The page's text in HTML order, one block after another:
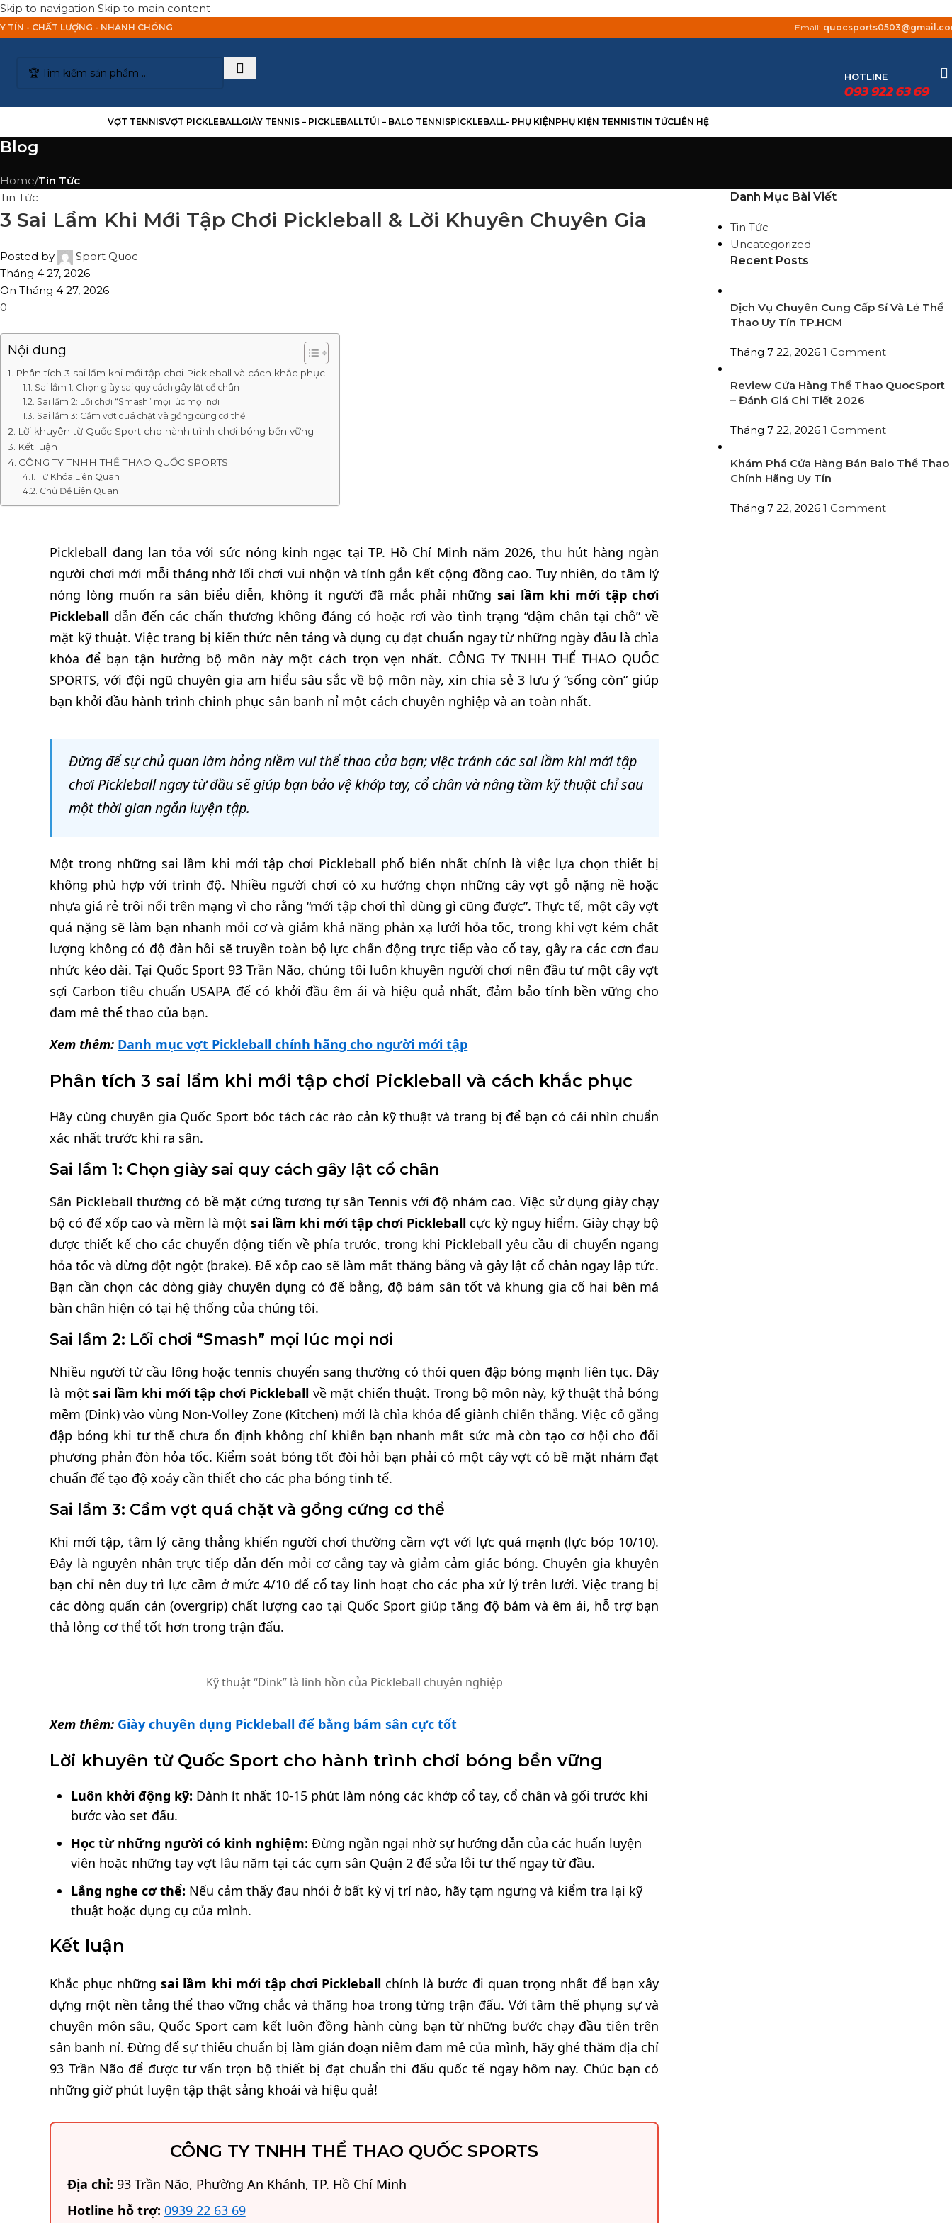
Skip to navigation Skip to main content
TÍN - CHẤT LƯỢNG - NHANH CHÓNG Email:
HOTLINE
093 922 63 69
VỢT TENNISVỢT PICKLEBALLGIÀY TENNIS – PICKLEBALLTÚI – BALO TENNISPICKLEBALL- PHỤ KIỆNPHỤ KIỆN TENNISTIN TỨCLIÊN HỆ
Blog
Home/Tin Tức
Tin Tức
3 Sai Lầm Khi Mới Tập Chơi Pickleball & Lời Khuyên Chuyên Gia
Posted by
Sport Quoc
Tháng 4 27, 2026
On Tháng 4 27, 2026
0
Nội dung
Phân tích 3 sai lầm khi mới tập chơi Pickleball và cách khắc phục
Sai lầm 1: Chọn giày sai quy cách gây lật cổ chân
Sai lầm 2: Lối chơi “Smash” mọi lúc mọi nơi
Sai lầm 3: Cầm vợt quá chặt và gồng cứng cơ thể
Lời khuyên từ Quốc Sport cho hành trình chơi bóng bền vững
Kết luận
CÔNG TY TNHH THỂ THAO QUỐC SPORTS
Từ Khóa Liên Quan
Chủ Đề Liên Quan
Pickleball đang lan tỏa với sức nóng kinh ngạc tại TP. Hồ Chí Minh năm 2026, thu hút hàng ngàn
người chơi mới mỗi tháng nhờ lối chơi vui nhộn và tính gắn kết cộng đồng cao. Tuy nhiên, do tâm lý
nóng lòng muốn ra sân biểu diễn, không ít người đã mắc phải những sai lầm khi mới tập chơi
Pickleball dẫn đến các chấn thương không đáng có hoặc rơi vào tình trạng “dậm chân tại chỗ” về
mặt kỹ thuật. Việc trang bị kiến thức nền tảng và dụng cụ đạt chuẩn ngay từ những ngày đầu là chìa
khóa để bạn tận hưởng bộ môn này một cách trọn vẹn nhất. CÔNG TY TNHH THỂ THAO QUỐC
SPORTS, với đội ngũ chuyên gia am hiểu sâu sắc về bộ môn này, xin chia sẻ 3 lưu ý “sống còn” giúp
bạn khởi đầu hành trình chinh phục sân banh nỉ một cách chuyên nghiệp và an toàn nhất.
Đừng để sự chủ quan làm hỏng niềm vui thể thao của bạn; việc tránh các sai lầm khi mới tập
chơi Pickleball ngay từ đầu sẽ giúp bạn bảo vệ khớp tay, cổ chân và nâng tầm kỹ thuật chỉ sau
một thời gian ngắn luyện tập.
Một trong những sai lầm khi mới tập chơi Pickleball phổ biến nhất chính là việc lựa chọn thiết bị
không phù hợp với trình độ. Nhiều người chơi có xu hướng chọn những cây vợt gỗ nặng nề hoặc
nhựa giá rẻ trôi nổi trên mạng vì cho rằng “mới tập chơi thì dùng gì cũng được”. Thực tế, một cây vợt
quá nặng sẽ làm bạn nhanh mỏi cơ và giảm khả năng phản xạ lưới hỏa tốc, trong khi vợt kém chất
lượng không có độ đàn hồi sẽ truyền toàn bộ lực chấn động trực tiếp vào cổ tay, gây ra các cơn đau
nhức kéo dài. Tại Quốc Sport 93 Trần Não, chúng tôi luôn khuyên người chơi nên đầu tư một cây vợt
sợi Carbon tiêu chuẩn USAPA để có khởi đầu êm ái và hiệu quả nhất, đảm bảo tính bền vững cho
đam mê thể thao của bạn.
Xem thêm: Danh mục vợt Pickleball chính hãng cho người mới tập
Phân tích 3 sai lầm khi mới tập chơi Pickleball và cách khắc phục
Hãy cùng chuyên gia Quốc Sport bóc tách các rào cản kỹ thuật và trang bị để bạn có cái nhìn chuẩn
xác nhất trước khi ra sân.
Sai lầm 1: Chọn giày sai quy cách gây lật cổ chân
Sân Pickleball thường có bề mặt cứng tương tự sân Tennis với độ nhám cao. Việc sử dụng giày chạy
bộ có đế xốp cao và mềm là một sai lầm khi mới tập chơi Pickleballcực kỳ nguy hiểm. Giày chạy bộ
được thiết kế cho các chuyển động tiến về phía trước, trong khi Pickleball yêu cầu di chuyển ngang
hỏa tốc và dừng đột ngột (brake). Đế xốp cao sẽ làm mất thăng bằng và gây lật cổ chân ngay lập tức.
Bạn cần chọn các dòng giày chuyên dụng có đế bằng, độ bám sân tốt và khung gia cố hai bên má
bàn chân hiện có tại hệ thống của chúng tôi.
Sai lầm 2: Lối chơi “Smash” mọi lúc mọi nơi
Nhiều người từ cầu lông hoặc tennis chuyển sang thường có thói quen đập bóng mạnh liên tục. Đây
là một sai lầm khi mới tập chơi Pickleball về mặt chiến thuật. Trong bộ môn này, kỹ thuật thả bóng
mềm (Dink) vào vùng Non-Volley Zone (Kitchen) mới là chìa khóa để giành chiến thắng. Việc cố gắng
đập bóng khi tư thế chưa ổn định không chỉ khiến bạn nhanh mất sức mà còn tạo cơ hội cho đối
phương phản đòn hỏa tốc. Kiểm soát bóng tốt đòi hỏi bạn phải có một cây vợt có bề mặt nhám đạt
chuẩn để tạo độ xoáy cần thiết cho các pha bóng tinh tế.
Sai lầm 3: Cầm vợt quá chặt và gồng cứng cơ thể
Khi mới tập, tâm lý căng thẳng khiến người chơi thường cầm vợt với lực quá mạnh (lực bóp 10/10).
Đây là nguyên nhân trực tiếp dẫn đến mỏi cơ cẳng tay và giảm cảm giác bóng. Chuyên gia khuyên
bạn chỉ nên duy trì lực cầm ở mức 4/10 để cổ tay linh hoạt cho các pha xử lý trên lưới. Việc trang bị
các dòng quấn cán (overgrip) chất lượng cao tại Quốc Sport giúp tăng độ bám và êm ái, hỗ trợ bạn
thả lỏng cơ thể tốt hơn trong trận đấu.
Kỹ thuật “Dink” là linh hồn của Pickleball chuyên nghiệp
Xem thêm: Giày chuyên dụng Pickleball đế bằng bám sân cực tốt
Lời khuyên từ Quốc Sport cho hành trình chơi bóng bền vững
Luôn khởi động kỹ: Dành ít nhất 10-15 phút làm nóng các khớp cổ tay, cổ chân và gối trước khi
bước vào set đấu.
Học từ những người có kinh nghiệm: Đừng ngần ngại nhờ sự hướng dẫn của các huấn luyện
viên hoặc những tay vợt lâu năm tại các cụm sân Quận 2 để sửa lỗi tư thế ngay từ đầu.
Lắng nghe cơ thể: Nếu cảm thấy đau nhói ở bất kỳ vị trí nào, hãy tạm ngưng và kiểm tra lại kỹ
thuật hoặc dụng cụ của mình.
Kết luận
Khắc phục nhữngsai lầm khi mới tập chơi Pickleballchính là bước đi quan trọng nhất để bạn xây
dựng một nền tảng thể thao vững chắc và thăng hoa trong từng trận đấu. Với tâm thế phụng sự và
chuyên môn sâu, Quốc Sport cam kết luôn đồng hành cùng bạn từ những bước chạy đầu tiên trên
sân banh nỉ. Đừng để sự thiếu chuẩn bị làm gián đoạn niềm đam mê của mình, hãy ghé thăm địa chỉ
93 Trần Não để được tư vấn trọn bộ thiết bị đạt chuẩn thi đấu quốc tế ngay hôm nay. Chúc bạn có
những giờ phút luyện tập thật sảng khoái và hiệu quả!
CÔNG TY TNHH THỂ THAO QUỐC SPORTS
Địa chỉ: 93 Trần Não, Phường An Khánh, TP. Hồ Chí Minh
Hotline hỗ trợ: 0939 22 63 69
Danh Mục Bài Viết
Tin Tức
Uncategorized
Recent Posts
Dịch Vụ Chuyên Cung Cấp Sỉ Và Lẻ Thể
Thao Uy Tín TP.HCM
Tháng 7 22, 2026 1 Comment
Review Cửa Hàng Thể Thao QuocSport
– Đánh Giá Chi Tiết 2026
Tháng 7 22, 2026 1 Comment
Khám Phá Cửa Hàng Bán Balo Thể Thao
Chính Hãng Uy Tín
Tháng 7 22, 2026 1 Comment